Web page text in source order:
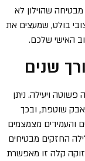
מבטיחה שהוילון לא
בולט, שמעצים את
האישי שלכם.
שנים
ויעילה. ניתן
שוטפת, ובכך
והעמידים מצמצמים
החזקים מבטיחים
קלה זו מאפשרת